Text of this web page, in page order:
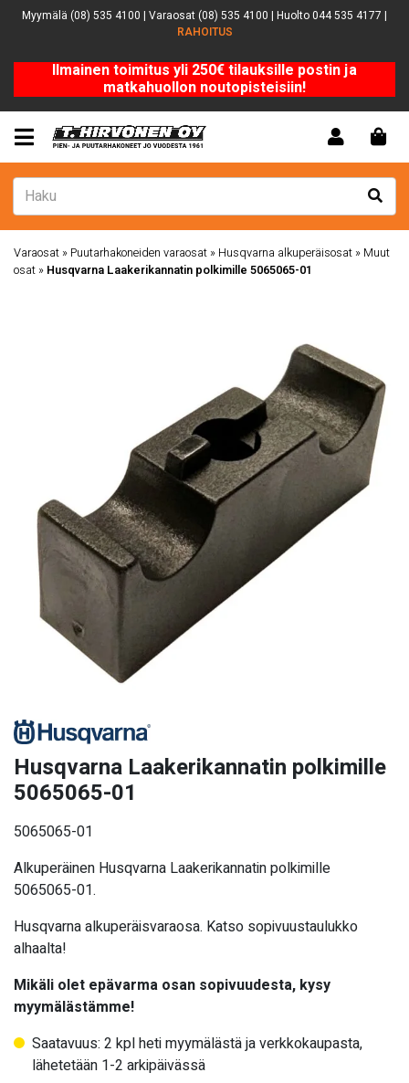
Myymälä (08) 535 4100 | Varaosat (08) 535 4100 | Huolto 044 535 4177 |
RAHOITUS
Ilmainen toimitus yli 250€ tilauksille postin ja
matkahuollon noutopisteisiin!
Varaosat » Puutarhakoneiden varaosat » Husqvarna alkuperäisosat » Muut
osat » Husqvarna Laakerikannatin polkimille 5065065-01
Husqvarna Laakerikannatin polkimille
5065065-01
5065065-01
Alkuperäinen Husqvarna Laakerikannatin polkimille
5065065-01.
Husqvarna alkuperäisvaraosa. Katso sopivuustaulukko
alhaalta!
Mikäli olet epävarma osan sopivuudesta, kysy
myymälästämme!
Saatavuus: 2 kpl heti myymälästä ja verkkokaupasta,
lähetetään 1-2 arkipäivässä